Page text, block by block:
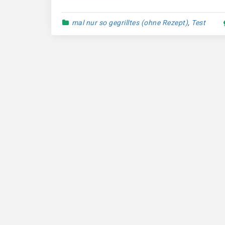
mal nur so gegrilltes (ohne Rezept), Test